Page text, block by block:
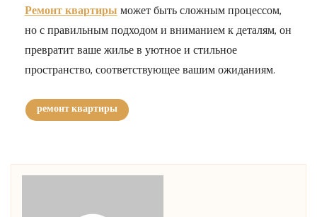
Ремонт квартирыможет быть сложным процессом,
но с правильным подходом и вниманием к деталям, он
превратит ваше жилье в уютное и стильное
пространство, соответствующее вашим ожиданиям.
ремонт квартиры